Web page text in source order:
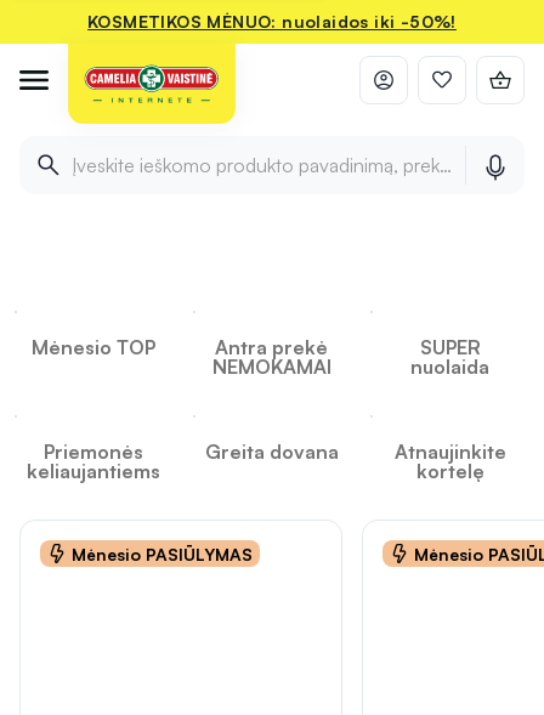
KOSMETIKOS MĖNUO: nuolaidos iki -50%!
Įveskite ieškomo produkto pavadinimą, prekės ženklą ir
Mėnesio TOP
Antra prekė
NEMOKAMAI
SUPER
nuolaida
Priemonės
keliaujantiems
Greita dovana
Atnaujinkite
kortelę
Mėnesio PASIŪLYMAS Mėnesio